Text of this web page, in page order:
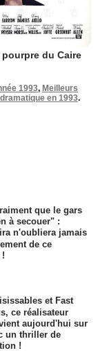
pourpre du Caire
1993, Meilleurs
en 1993.
que le gars
à secouer" :
n'oubliera jamais
de ce
et Fast
ce réalisateur
aujourd'hui sur
un thriller de
!